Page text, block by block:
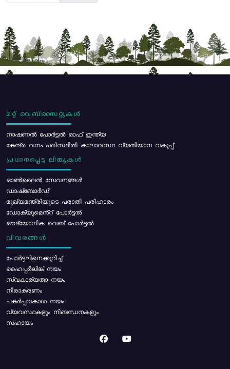
മറ്റ് വെബ്സൈറ്റുകൾ
നാഷണൽ പോർട്ടൽ ഓഫ് ഇന്ത്യ
കേന്ദ്ര വനം പരിസ്ഥിതി കാലാവസ്ഥ വ്യതിയാന വകുപ്പ്
പ്രധാനപ്പെട്ട ലിങ്കുകൾ
ഓൺലൈൻ സേവനങ്ങൾ
ഡാഷ്ബോർഡ്
മുഖ്യമന്ത്രിയുടെ പരാതി പരിഹാരം
ഡോക്യുമെൻ്റ് പോർട്ടൽ
ഔദ്യോഗിക വെബ് പോർട്ടൽ
വിവരങ്ങൾ
പോര്‍ട്ടലിനെക്കുറിച്ച്
ഹൈപ്പർലിങ്ക് നയം
സ്വകാര്യതാ നയം
നിരാകരണം
പകർപ്പവകാശ നയം
വ്യവസ്ഥകളും നിബന്ധനകളും
സഹായം